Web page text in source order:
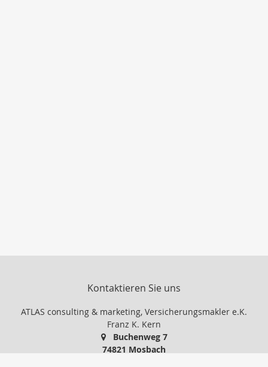
Kontaktieren Sie uns
ATLAS consulting & marketing, Versicherungsmakler e.K.
Franz K. Kern
Buchenweg 7
74821 Mosbach